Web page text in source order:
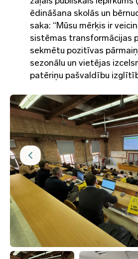
ēdināšana skolās un
saka: “Mūsu mērķis ir
sistēmas transformācijas
sekmētu pozitīvas
sezonālu un vietējas
patēriņu pašvaldību